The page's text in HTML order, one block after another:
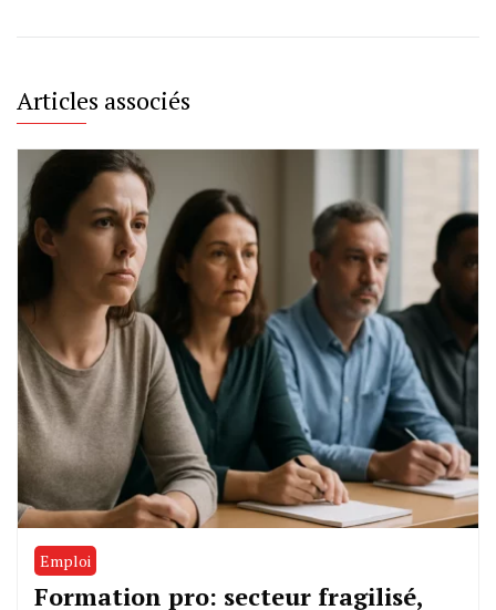
Articles associés
Emploi
Formation pro: secteur fragilisé,